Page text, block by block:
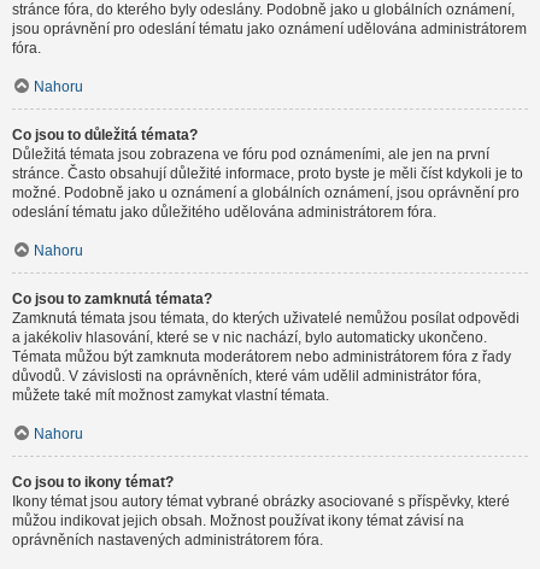
stránce fóra, do kterého byly odeslány. Podobně jako u globálních oznámení,
jsou oprávnění pro odeslání tématu jako oznámení udělována administrátorem
fóra.
Nahoru
Co jsou to důležitá témata?
Důležitá témata jsou zobrazena ve fóru pod oznámeními, ale jen na první
stránce. Často obsahují důležité informace, proto byste je měli číst kdykoli je to
možné. Podobně jako u oznámení a globálních oznámení, jsou oprávnění pro
odeslání tématu jako důležitého udělována administrátorem fóra.
Nahoru
Co jsou to zamknutá témata?
Zamknutá témata jsou témata, do kterých uživatelé nemůžou posílat odpovědi
a jakékoliv hlasování, které se v nic nachází, bylo automaticky ukončeno.
Témata můžou být zamknuta moderátorem nebo administrátorem fóra z řady
důvodů. V závislosti na oprávněních, které vám udělil administrátor fóra,
můžete také mít možnost zamykat vlastní témata.
Nahoru
Co jsou to ikony témat?
Ikony témat jsou autory témat vybrané obrázky asociované s příspěvky, které
můžou indikovat jejich obsah. Možnost používat ikony témat závisí na
oprávněních nastavených administrátorem fóra.